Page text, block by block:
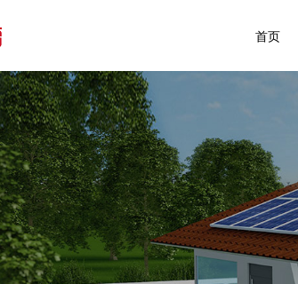
首页
产品
解决办法
安装案例
联系我们